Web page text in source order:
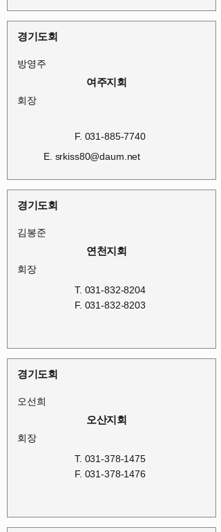
경기도회
방영주
여주지회
회장
F. 031-885-7740
E. srkiss80@daum.net
경기도회
김봉준
연천지회
회장
T. 031-832-8204
F. 031-832-8203
경기도회
오선희
오산지회
회장
T. 031-378-1475
F. 031-378-1476